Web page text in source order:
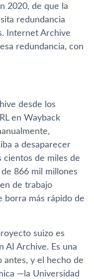
2020, de que la
redundancia
Internet Archive
redundancia, con
desde los
en Wayback
a desaparecer
cientos de miles de
866 mil millones
de trabajo
borra más rápido de
suizo es
AI Archive. Es una
antes, y el hecho de
—la Universidad